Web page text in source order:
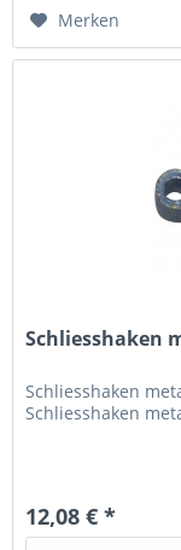
Merken
Schliesshaken
Schliesshaken
Schliesshaken
12,08 € *